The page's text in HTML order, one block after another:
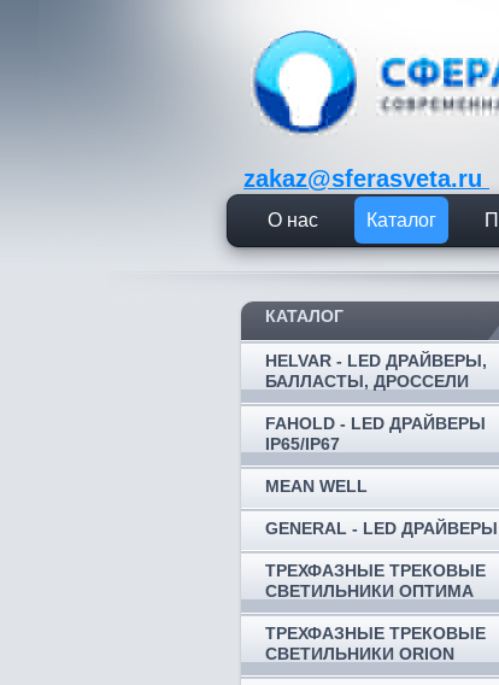
zakaz@sferasveta.ru
О нас Каталог
КАТАЛОГ
HELVAR - LED ДРАЙВЕРЫ,
БАЛЛАСТЫ, ДРОССЕЛИ
FAHOLD - LED ДРАЙВЕРЫ
IP65/IP67
MEAN WELL
GENERAL - LED ДРАЙВЕРЫ
ТРЕХФАЗНЫЕ ТРЕКОВЫЕ
СВЕТИЛЬНИКИ ОПТИМА
ТРЕХФАЗНЫЕ ТРЕКОВЫЕ
СВЕТИЛЬНИКИ ORION